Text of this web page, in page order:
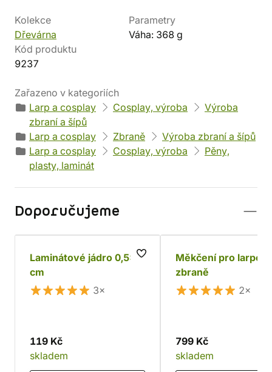
Kolekce
Dřevárna
Parametry
Váha: 368 g
Kód produktu
9237
Zařazeno v kategoriích
Larp a cosplay
Cosplay, výroba
Výroba
zbraní a šípů
Larp a cosplay
Zbraně
Výroba zbraní a šípů
Larp a cosplay
Cosplay, výroba
Pěny,
plasty, laminát
Doporučujeme
Laminátové jádro 0,5x3
cm
3×
119 Kč
skladem
Měkčení pro
zbraně
2×
799 Kč
skladem